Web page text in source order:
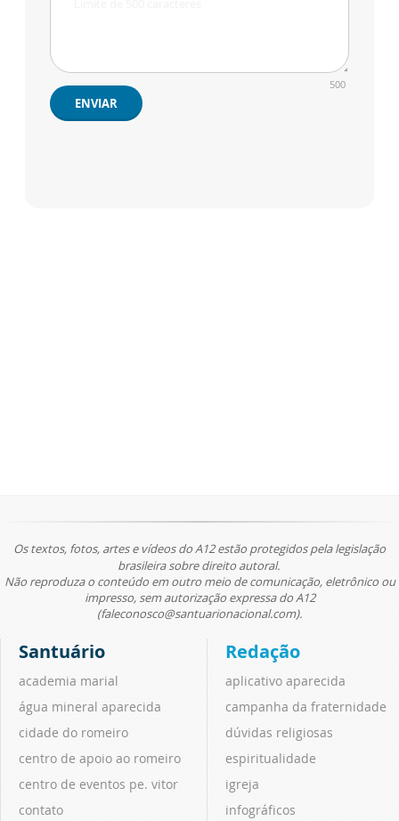
500
ENVIAR
Os textos, fotos, artes e vídeos do A12 estão protegidos pela legislação
brasileira sobre direito autoral.
Não reproduza o conteúdo em outro meio de comunicação, eletrônico ou
impresso, sem autorização expressa do A12
(faleconosco@santuarionacional.com).
Santuário
academia marial
água mineral aparecida
cidade do romeiro
centro de apoio ao romeiro
centro de eventos pe. vitor
contato
Redação
aplicativo aparecida
campanha da fraternidade
dúvidas religiosas
espiritualidade
igreja
infográficos